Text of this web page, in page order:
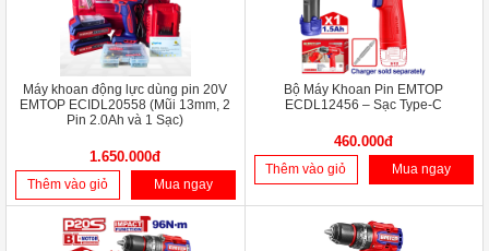
Máy khoan động lực dùng pin 20V
EMTOP ECIDL20558 (Mũi 13mm, 2
Pin 2.0Ah và 1 Sạc)
1.650.000đ
Thêm vào giỏ Mua ngay
Bộ Máy Khoan Pin EMTOP
ECDL12456 – Sạc Type-C
460.000đ
Thêm vào giỏ Mua ngay